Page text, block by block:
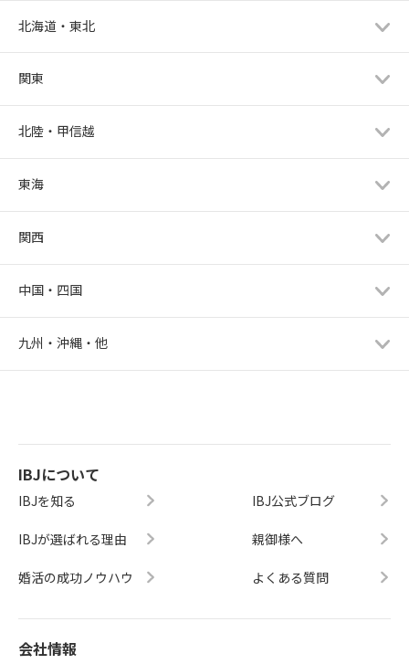
北海道・東北
関東
北陸・甲信越
東海
関西
中国・四国
九州・沖縄・他
IBJについて
IBJを知る
IBJが選ばれる理由
婚活の成功ノウハウ
IBJ公式ブログ
親御様へ
よくある質問
会社情報